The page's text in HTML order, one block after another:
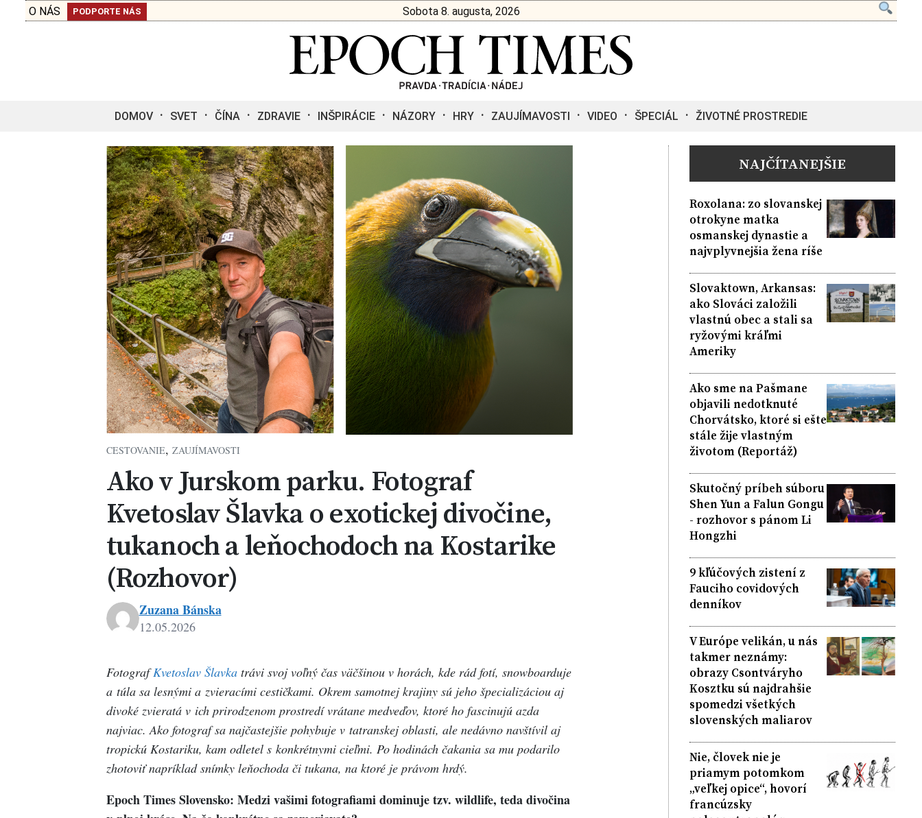
O NÁS PODPORTE NÁS Sobota 8. augusta, 2026
DOMOV SVET ČÍNA ZDRAVIE INŠPIRÁCIE NÁZORY HRY ZAUJÍMAVOSTI VIDEO ŠPECIÁL ŽIVOTNÉ PROSTREDIE
CESTOVANIE, ZAUJÍMAVOSTI
Ako v Jurskom parku. Fotograf
Kvetoslav Šlavka o exotickej divočine,
tukanoch a leňochodoch na Kostarike
(Rozhovor)
Zuzana Bánska
12.05.2026
FotografKvetoslav Šlavkatrávi svoj voľný čas väčšinou v horách, kde rád fotí, snowboarduje
a túla sa lesnými a zvieracími cestičkami. Okrem samotnej krajiny sú jeho špecializáciou aj
divoké zvieratá v ich prirodzenom prostredí vrátane medveďov, ktoré ho fascinujú azda
najviac. Ako fotograf sa najčastejšie pohybuje v tatranskej oblasti, ale nedávno navštívil aj
tropickú Kostariku, kam odletel s konkrétnymi cieľmi. Po hodinách čakania sa mu podarilo
zhotoviť napríklad snímky leňochoda či tukana, na ktoré je právom hrdý.
Epoch Times Slovensko: Medzi vašimi fotografiami dominuje tzv. wildlife, teda divočina
NAJČÍTANEJŠIE
Roxolana: zo slovanskej
otrokyne matka
osmanskej dynastie a
najvplyvnejšia žena ríše
Slovaktown, Arkansas:
ako Slováci založili
vlastnú obec a stali sa
ryžovými kráľmi
Ameriky
Ako sme na Pašmane
objavili nedotknuté
Chorvátsko, ktoré si ešte
stále žije vlastným
životom (Reportáž)
Skutočný príbeh súboru
Shen Yun a Falun Gongu
- rozhovor s pánom Li
Hongzhi
9 kľúčových zistení z
Fauciho covidových
denníkov
V Európe velikán, u nás
takmer neznámy:
obrazy Csontváryho
Kosztku sú najdrahšie
spomedzi všetkých
slovenských maliarov
Nie, človek nie je
priamym potomkom
„veľkej opice“, hovorí
francúzsky